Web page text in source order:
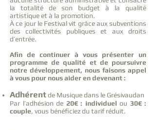
la totalité de son budget à la qualité
artistique et à la promotion.
À ce jour le Festival vit grâce aux subventions
des collectivités publiques et aux droits
d’entrée.
Afin de continuer à vous présenter un
programme de qualité et de poursuivre
notre développement, nous faisons appel
à vous pour nous aider en devenant :
Adhérent de Musique dans le Grésivaudan
Par l’adhésion de 20€ : individuel ou 30€ :
couple, vous bénéficiez du tarif réduit.